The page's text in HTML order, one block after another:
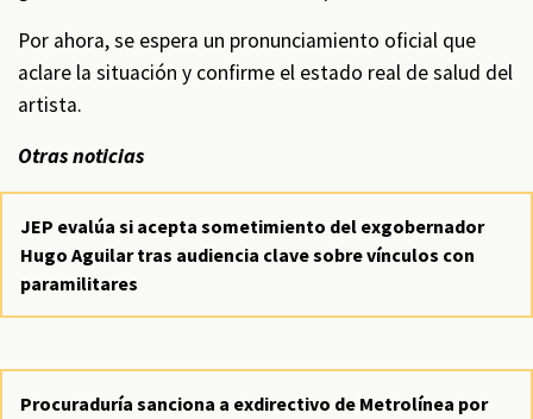
Por ahora, se espera un pronunciamiento oficial que
aclare la situación y confirme el estado real de salud del
artista.
Otras noticias
JEP evalúa si acepta sometimiento del exgobernador
Hugo Aguilar tras audiencia clave sobre vínculos con
paramilitares
Procuraduría sanciona a exdirectivo de Metrolínea por